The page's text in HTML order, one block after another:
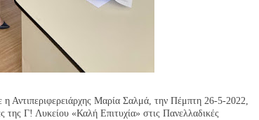
Αντιπεριφερειάρχης Μαρία Σαλμά, την Πέμπτη 26-5-2022,
της Γ! Λυκείου «Καλή Επιτυχία» στις Πανελλαδικές